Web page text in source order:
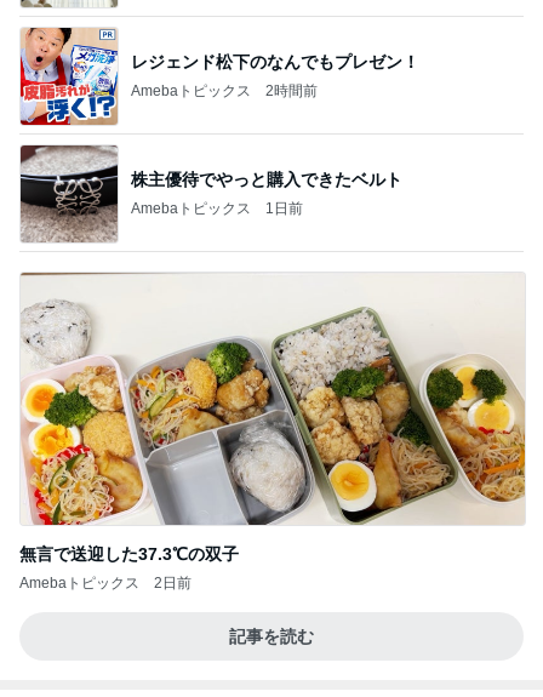
レジェンド松下のなんでもプレゼン！
Amebaトピックス 2時間前
株主優待でやっと購入できたベルト
Amebaトピックス 1日前
無言で送迎した37.3℃の双子
Amebaトピックス 2日前
記事を読む